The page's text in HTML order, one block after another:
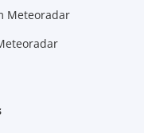
Meteoradar